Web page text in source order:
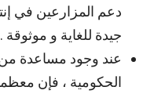
دعم المزارعين في
جيدة للغاية و موثوقة .
عند وجود مساعدة من
الحكومية ، فإن